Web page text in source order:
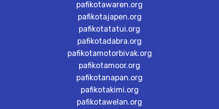
pafikotawaren.org
pafikotajapen.org
pafikotatatui.org
pafikotadabra.org
pafikotamotorbivak.org
pafikotamoor.org
pafikotanapan.org
pafikotakimi.org
pafikotawelan.org